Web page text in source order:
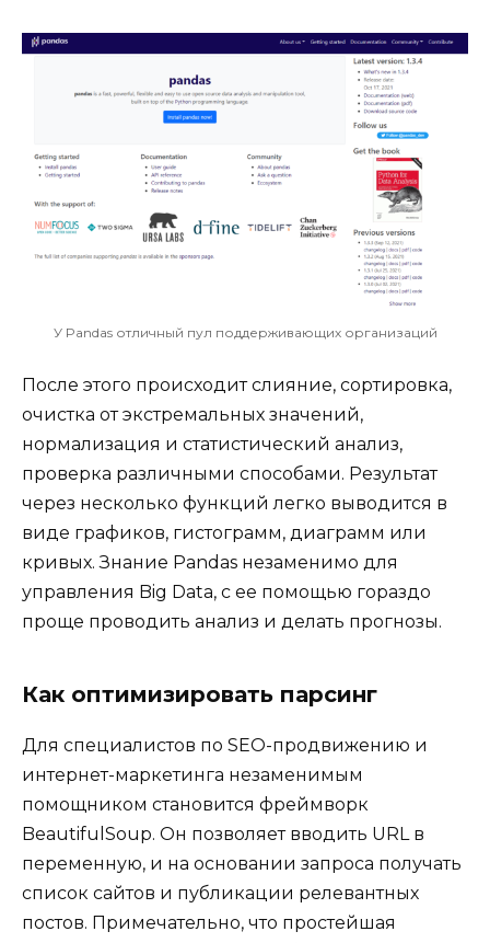
У Pandas отличный пул поддерживающих организаций
После этого происходит слияние, сортировка,
очистка от экстремальных значений,
нормализация и статистический анализ,
проверка различными способами. Результат
через несколько функций легко выводится в
виде графиков, гистограмм, диаграмм или
кривых. Знание Pandas незаменимо для
управления Big Data, с ее помощью гораздо
проще проводить анализ и делать прогнозы.
Как оптимизировать парсинг
Для специалистов по SEO-продвижению и
интернет-маркетинга незаменимым
помощником становится фреймворк
BeautifulSoup. Он позволяет вводить URL в
переменную, и на основании запроса получать
список сайтов и публикации релевантных
постов. Примечательно, что простейшая